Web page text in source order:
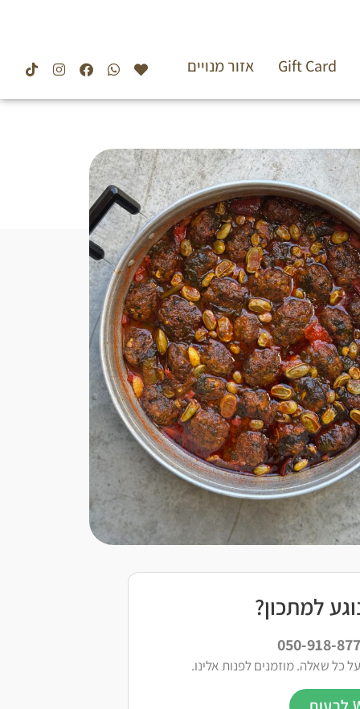
Gift Card אזור מנויים
למתכון?
כל שאלה. מוזמנים לפנות אלינו.